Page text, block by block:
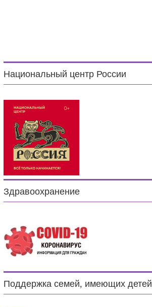
Национальный центр России
Здравоохранение
Поддержка семей, имеющих детей